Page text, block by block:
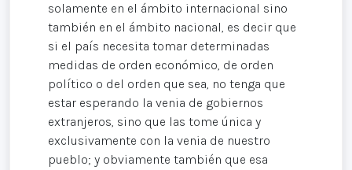
solamente en el ámbito internacional sino
también en el ámbito nacional, es decir que
si el país necesita tomar determinadas
medidas de orden económico, de orden
político o del orden que sea, no tenga que
estar esperando la venia de gobiernos
extranjeros, sino que las tome única y
exclusivamente con la venia de nuestro
pueblo; y obviamente también que esa